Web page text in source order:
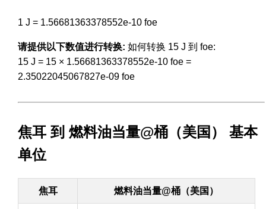
1 J = 1.56681363378552e-10 foe
请提供以下数值进行转换: 如何转换 15 J 到 foe:
15 J = 15 × 1.56681363378552e-10 foe =
2.35022045067827e-09 foe
焦耳 到 燃料油当量@桶（美国） 基本
单位
焦耳 燃料油当量@桶（美国）